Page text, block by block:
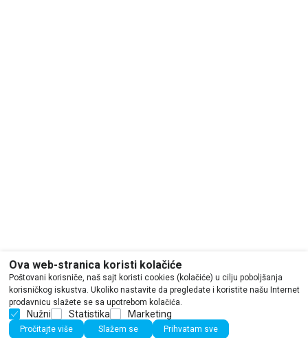
Ova web-stranica koristi kolačiće
Poštovani korisniče, naš sajt koristi cookies (kolačiće) u cilju poboljšanja
korisničkog iskustva. Ukoliko nastavite da pregledate i koristite našu Internet
prodavnicu slažete se sa upotrebom kolačića.
Nužni Statistika Marketing
Pročitajte više Slažem se Prihvatam sve